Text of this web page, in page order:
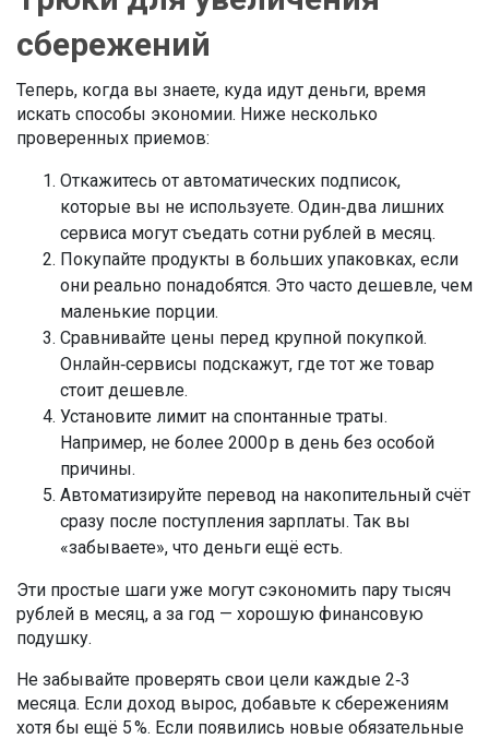
сбережений
Теперь, когда вы знаете, куда идут деньги, время
искать способы экономии. Ниже несколько
проверенных приемов:
Откажитесь от автоматических подписок,
которые вы не используете. Один‑два лишних
сервиса могут съедать сотни рублей в месяц.
Покупайте продукты в больших упаковках, если
они реально понадобятся. Это часто дешевле, чем
маленькие порции.
Сравнивайте цены перед крупной покупкой.
Онлайн‑сервисы подскажут, где тот же товар
стоит дешевле.
Установите лимит на спонтанные траты.
Например, не более 2000 р в день без особой
причины.
Автоматизируйте перевод на накопительный счёт
сразу после поступления зарплаты. Так вы
«забываете», что деньги ещё есть.
Эти простые шаги уже могут сэкономить пару тысяч
рублей в месяц, а за год — хорошую финансовую
подушку.
Не забывайте проверять свои цели каждые 2‑3
месяца. Если доход вырос, добавьте к сбережениям
хотя бы ещё 5 %. Если появились новые обязательные